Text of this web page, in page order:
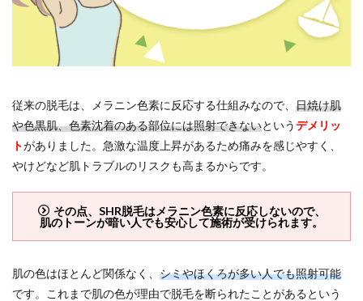
従来の脱毛は、メラニン色素に反応する仕組みなので、 日焼け肌
や色黒肌、色素沈着のある部位には照射できないというデメリッ
トがありました。急激な温度上昇があるため痛みを感じやすく、
やけどなど肌トラブルのリスクも高まるからです。
その点、SHR脱毛はメラニン色素に反応しないので、
肌のトーンが暗い人でも安心して施術が受けられます。
肌の色はほとんど関係なく、 シミやほくろが多い人でも照射可能
です。これまで肌の色が理由で脱毛を断られたことがあるという